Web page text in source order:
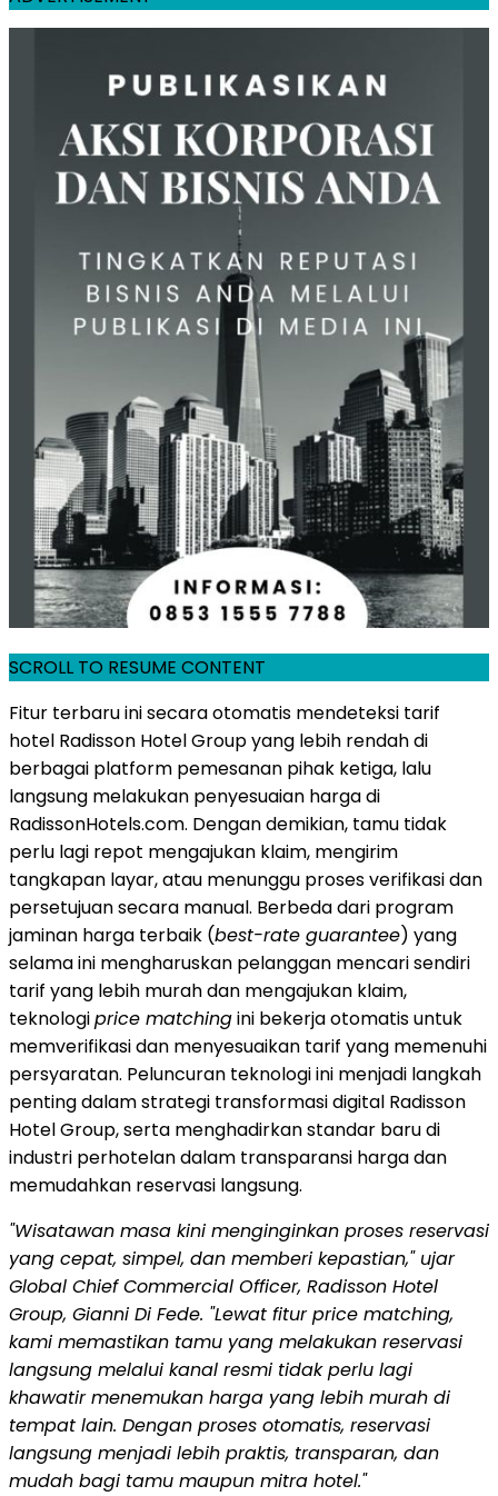
SCROLL TO RESUME CONTENT
Fitur terbaru ini secara otomatis mendeteksi tarif
hotel Radisson Hotel Group yang lebih rendah di
berbagai platform pemesanan pihak ketiga, lalu
langsung melakukan penyesuaian harga di
RadissonHotels.com. Dengan demikian, tamu tidak
perlu lagi repot mengajukan klaim, mengirim
tangkapan layar, atau menunggu proses verifikasi dan
persetujuan secara manual. Berbeda dari program
jaminan harga terbaik (best-rate guarantee) yang
selama ini mengharuskan pelanggan mencari sendiri
tarif yang lebih murah dan mengajukan klaim,
teknologiprice matchingini bekerja otomatis untuk
memverifikasi dan menyesuaikan tarif yang memenuhi
persyaratan. Peluncuran teknologi ini menjadi langkah
penting dalam strategi transformasi digital Radisson
Hotel Group, serta menghadirkan standar baru di
industri perhotelan dalam transparansi harga dan
memudahkan reservasi langsung.
"Wisatawan masa kini menginginkan proses reservasi
yang cepat, simpel, dan memberi kepastian," ujar
Global Chief Commercial Officer, Radisson Hotel
Group, Gianni Di Fede. "Lewat fitur price matching,
kami memastikan tamu yang melakukan reservasi
langsung melalui kanal resmi tidak perlu lagi
khawatir menemukan harga yang lebih murah di
tempat lain. Dengan proses otomatis, reservasi
langsung menjadi lebih praktis, transparan, dan
mudah bagi tamu maupun mitra hotel."